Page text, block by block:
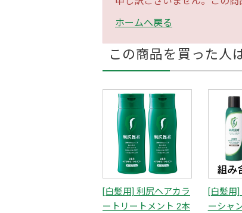
ホームへ戻る
この商品を買った人
[白髪用] 利尻ヘアカラ
ートリートメント 2本
[白髪用
ーシャ